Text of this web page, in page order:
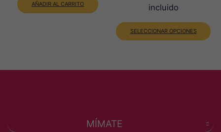
AÑADIR AL CARRITO
incluido
SELECCIONAR OPCIONES
MÍMATE